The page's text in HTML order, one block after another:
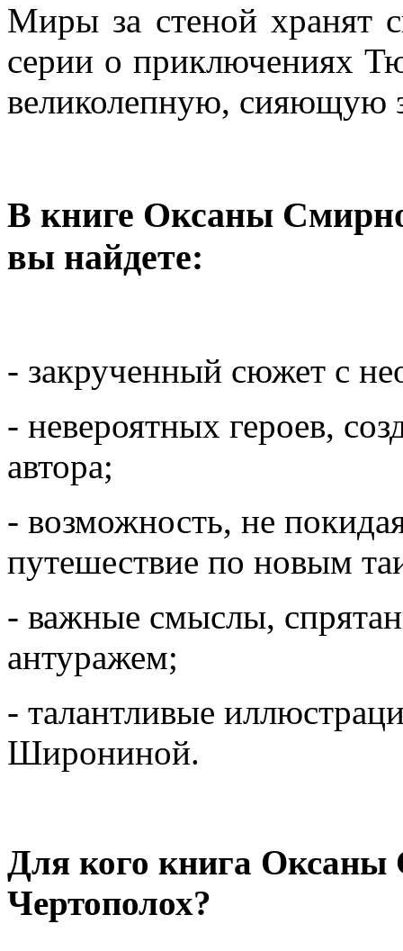
Миры за стеной хранят
серии о приключениях
великолепную, сияющую
В книге Оксаны
вы найдете:
- закрученный сюжет с
- невероятных героев,
автора;
- возможность, не
путешествие по новым
- важные смыслы,
антуражем;
- талантливые
Широниной.
Для кого книга
Чертополох?